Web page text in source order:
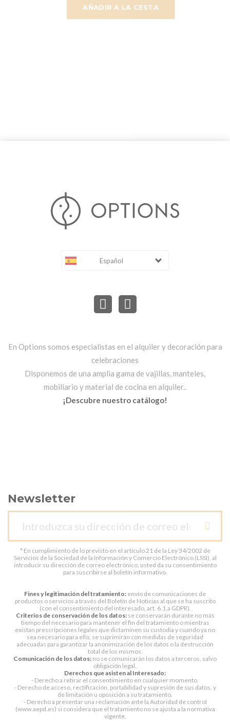
AÑADIR A LA CESTA
Español
En Options somos especialistas en el alquiler y decoración para
celebraciones
Disponemos de una amplia gama de vajillas, manteles,
mobiliario y material de cocina en alquiler..
¡Descubre nuestro catálogo!
Newsletter
* En cumplimiento de lo previsto en el artículo 21 de la Ley 34/2002 de
Servicios de la Sociedad de la Información y Comercio Electrónico (LSSI), al
introducir su dirección de correo electrónico, usted da su consentimiento
para suscribirse al boletín informativo.
Fines y legitimación del tratamiento: envío de comunicaciones de
productos o servicios a través del Boletín de Noticias al que se ha suscrito
(con el consentimiento del interesado, art. 6.1.a GDPR).
Criterios de conservación de los datos:se conservarán durante no más
tiempo del necesario para mantener el fin del tratamiento o mientras
existan prescripciones legales que dictaminen su custodia y cuando ya no
sea necesario para ello, se suprimirán con medidas de seguridad
adecuadas para garantizar la anonimización de los datos o la destrucción
total de los mismos.
Comunicación de los datos: no se comunicarán los datos a terceros, salvo
obligación legal.
Derechos que asisten al Interesado:
- Derecho a retirar el consentimiento en cualquier momento.
- Derecho de acceso, rectificación, portabilidad y supresión de sus datos, y
de limitación u oposición a su tratamiento.
- Derecho a presentar una reclamación ante la Autoridad de control
(www.aepd.es) si considera que el tratamiento no se ajusta a la normativa
vigente.